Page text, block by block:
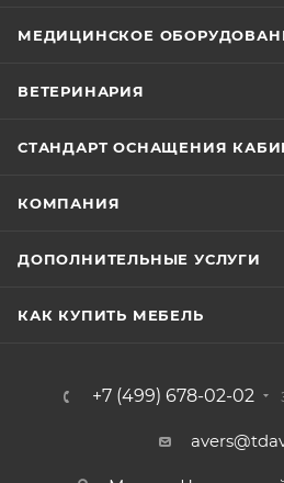
МЕДИЦИНСКОЕ
ВЕТЕРИНАРИЯ
СТАНДАРТ ОСНАЩЕНИЯ
КОМПАНИЯ
ДОПОЛНИТЕЛЬНЫЕ УСЛУГИ
КАК КУПИТЬ МЕБЕЛЬ
+7 (499) 678-02-02